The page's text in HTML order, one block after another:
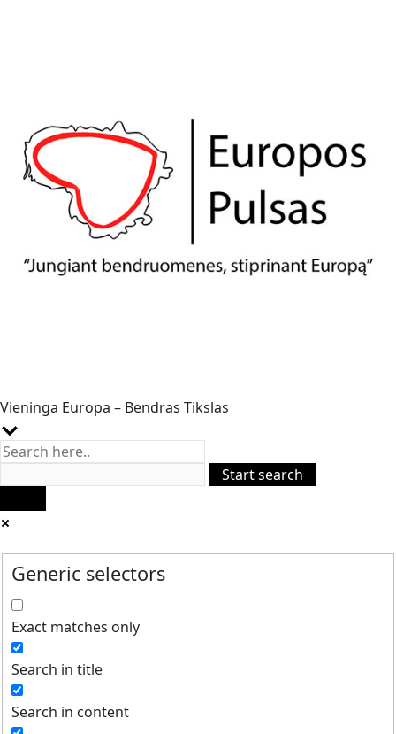
Vieninga Europa – Bendras Tikslas
Generic selectors
Exact matches only
Search in title
Search in content